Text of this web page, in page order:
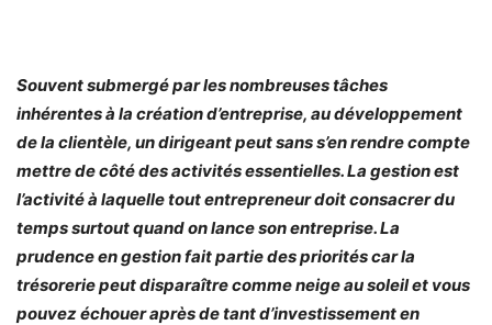
Souvent submergé par les nombreuses tâches
inhérentes à la création d’entreprise, au développement
de la clientèle, un dirigeant peut sans s’en rendre compte
mettre de côté des activités essentielles. La gestion est
l’activité à laquelle tout entrepreneur doit consacrer du
temps surtout quand on lance son entreprise. La
prudence en gestion fait partie des priorités car la
trésorerie peut disparaître comme neige au soleil et vous
pouvez échouer après de tant d’investissement en